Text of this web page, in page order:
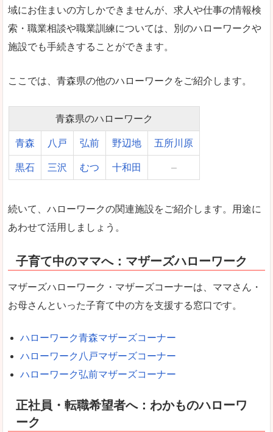
域にお住まいの方しかできませんが、求人や仕事の情報検
索・職業相談や職業訓練については、別のハローワークや
施設でも手続きすることができます。
ここでは、青森県の他のハローワークをご紹介します。
青森県のハローワーク
青森 八戸 弘前 野辺地 五所川原
黒石 三沢 むつ 十和田 –
続いて、ハローワークの関連施設をご紹介します。用途に
あわせて活用しましょう。
子育て中のママへ：マザーズハローワーク
マザーズハローワーク・マザーズコーナーは、ママさん・
お母さんといった子育て中の方を支援する窓口です。
ハローワーク青森マザーズコーナー
ハローワーク八戸マザーズコーナー
ハローワーク弘前マザーズコーナー
正社員・転職希望者へ：わかものハローワ
ーク